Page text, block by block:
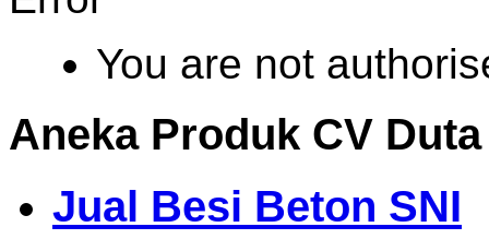
You are not
Aneka Produk CV
Jual Besi Beton SNI